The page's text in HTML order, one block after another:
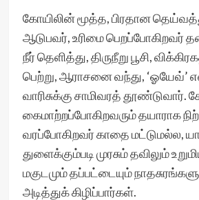
கோயிலின் மூத்த, பிரதான
ஆடுபவர், உரிமை பெறப்போகிறவர்
நீர் தெளித்து, திருநீறு பூசி,
பெற்று, ஆராசனை வந்து, ‘ஓயேவ்’
வாரிசுக்கு சாமிவரத் தூண்டுவார்.
கைமாற்றப்போகிறவரும் தயாராக
வரப்போகிறவர் காதை மட்டுமல்ல,
துளைக்கும்படி முரசும் தவிலும்
மகுடமும் தப்பட்டையும்
அடித்துக் கிழிப்பார்கள்.